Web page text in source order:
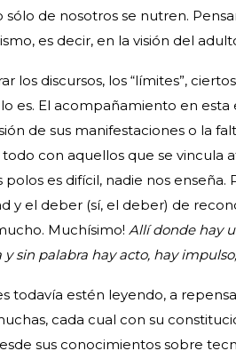
de nosotros se nutren.
es decir, en la visión del
los discursos, los “límites”,
es. El acompañamiento en
de sus manifestaciones o la
con aquellos que se vincula
polos es difícil, nadie nos
y el deber (sí, el deber) de
Muchísimo! Allí donde hay
y sin palabra hay acto, hay
todavía estén leyendo, a
cada cual con su
sus conocimientos sobre